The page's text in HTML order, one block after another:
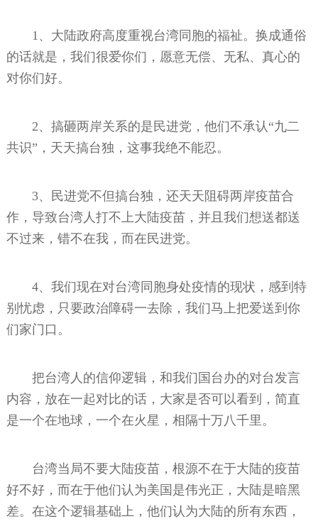
1、大陆政府高度重视台湾同胞的福祉。换成通俗
的话就是，我们很爱你们，愿意无偿、无私、真心的
对你们好。
2、搞砸两岸关系的是民进党，他们不承认“九二
共识”，天天搞台独，这事我绝不能忍。
3、民进党不但搞台独，还天天阻碍两岸疫苗合
作，导致台湾人打不上大陆疫苗，并且我们想送都送
不过来，错不在我，而在民进党。
4、我们现在对台湾同胞身处疫情的现状，感到特
别忧虑，只要政治障碍一去除，我们马上把爱送到你
们家门口。
把台湾人的信仰逻辑，和我们国台办的对台发言
内容，放在一起对比的话，大家是否可以看到，简直
是一个在地球，一个在火星，相隔十万八千里。
台湾当局不要大陆疫苗，根源不在于大陆的疫苗
好不好，而在于他们认为美国是伟光正，大陆是暗黑
差。在这个逻辑基础上，他们认为大陆的所有东西，